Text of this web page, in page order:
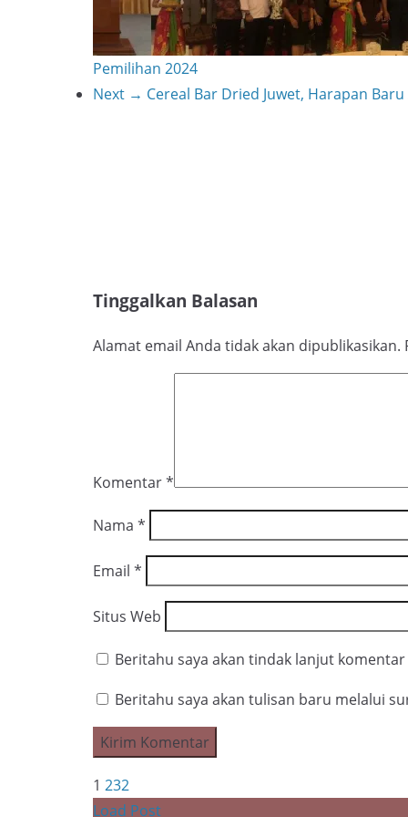
Pemilihan 2024
Next → Cereal Bar Dried Juwet, Harapan
Tinggalkan Balasan
Alamat email Anda tidak akan dipublikasikan.
Komentar*
Nama *
Email *
Situs Web
Beritahu saya akan tindak lanjut
Beritahu saya akan tulisan baru melalui
1 232
Load Post